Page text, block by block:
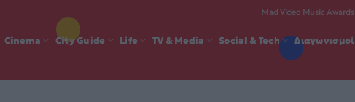
Mad Video Music Awards
Cinema City Guide Life TV & Media Social & Tech Διαγωνισμοί